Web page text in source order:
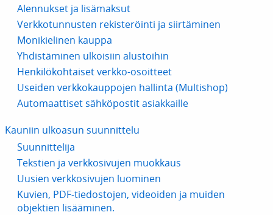
Alennukset ja lisämaksut
Verkkotunnusten rekisteröinti ja siirtäminen
Monikielinen kauppa
Yhdistäminen ulkoisiin alustoihin
Henkilökohtaiset verkko-osoitteet
Useiden verkkokauppojen hallinta (Multishop)
Automaattiset sähköpostit asiakkaille
Kauniin ulkoasun suunnittelu
Suunnittelija
Tekstien ja verkkosivujen muokkaus
Uusien verkkosivujen luominen
Kuvien, PDF-tiedostojen, videoiden ja muiden
objektien lisääminen.